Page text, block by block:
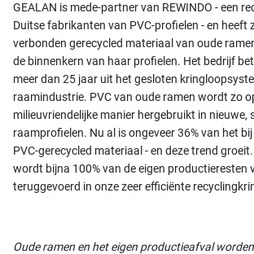
GEALAN is mede-partner van REWINDO - een
Duitse fabrikanten van PVC-profielen - en heeft
verbonden gerecycled materiaal van oude
de binnenkern van haar profielen. Het bedrijf
meer dan 25 jaar uit het gesloten
raamindustrie. PVC van oude ramen wordt zo
milieuvriendelijke manier hergebruikt in nieuwe,
raamprofielen. Nu al is ongeveer 36% van het
PVC-gerecycled materiaal - en deze trend
wordt bijna 100% van de eigen productieresten
teruggevoerd in onze zeer efficiënte
Oude ramen en het eigen productieafval